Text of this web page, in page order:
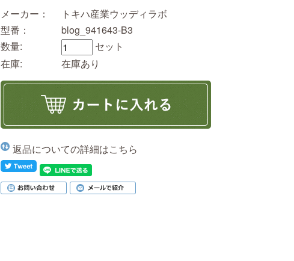
メーカー：
トキハ産業ウッディラボ
型番：
blog_941643-B3
数量:
セット
在庫:
在庫あり
返品についての詳細はこちら